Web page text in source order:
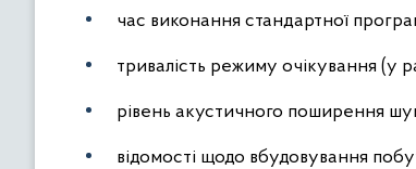
час виконання стандартної
тривалість режиму очікування (у
рівень акустичного поширення
відомості щодо вбудовування